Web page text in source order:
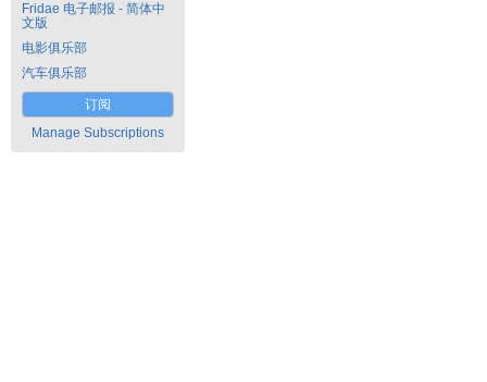
Fridae 电子邮报 - 简体中
文版
电影俱乐部
汽车俱乐部
订阅
Manage Subscriptions